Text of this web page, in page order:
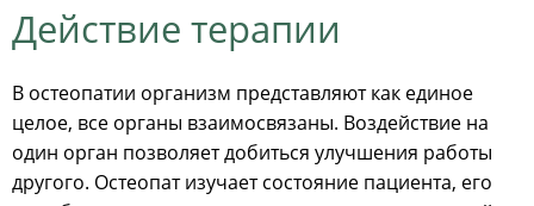
Действие терапии
В остеопатии организм представляют как единое
целое, все органы взаимосвязаны. Воздействие на
один орган позволяет добиться улучшения работы
другого. Остеопат изучает состояние пациента, его